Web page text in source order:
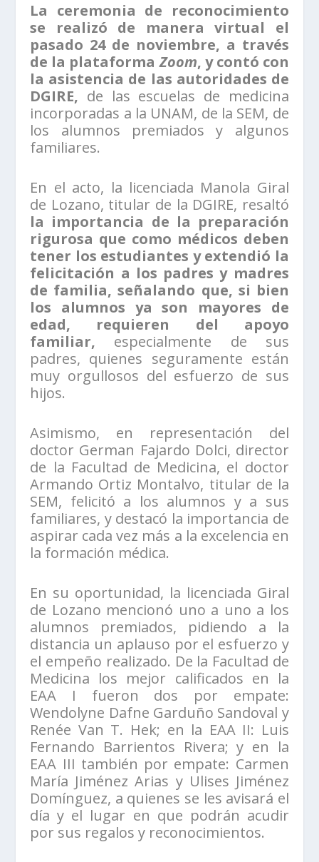
La ceremonia de reconocimiento
se realizó de manera virtual el
pasado 24 de noviembre, a través
de la plataformaZoom, y contó con
la asistencia de las autoridades de
DGIRE, de las escuelas de medicina
incorporadas a la UNAM, de la SEM, de
los alumnos premiados y algunos
familiares.
En el acto, la licenciada Manola Giral
de Lozano, titular de la DGIRE, resaltó
la importancia de la preparación
rigurosa que como médicos deben
tener los estudiantes y extendió la
felicitación a los padres y madres
de familia, señalando que, si bien
los alumnos ya son mayores de
edad, requieren del apoyo
familiar, especialmente de sus
padres, quienes seguramente están
muy orgullosos del esfuerzo de sus
hijos.
Asimismo, en representación del
doctor German Fajardo Dolci, director
de la Facultad de Medicina, el doctor
Armando Ortiz Montalvo, titular de la
SEM, felicitó a los alumnos y a sus
familiares, y destacó la importancia de
aspirar cada vez más a la excelencia en
la formación médica.
En su oportunidad, la licenciada Giral
de Lozano mencionó uno a uno a los
alumnos premiados, pidiendo a la
distancia un aplauso por el esfuerzo y
el empeño realizado. De la Facultad de
Medicina los mejor calificados en la
EAA I fueron dos por empate:
Wendolyne Dafne Garduño Sandoval y
Renée Van T. Hek; en la EAA II: Luis
Fernando Barrientos Rivera; y en la
EAA III también por empate: Carmen
María Jiménez Arias y Ulises Jiménez
Domínguez, a quienes se les avisará el
día y el lugar en que podrán acudir
por sus regalos y reconocimientos.